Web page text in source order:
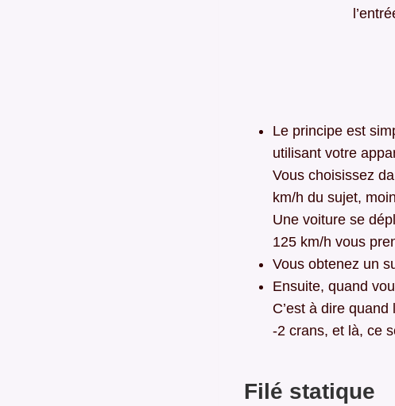
Le principe est
utilisant votre
Vous choisissez
km/h du sujet,
Une voiture se
125 km/h vous
Vous obtenez un
Ensuite, quand
C’est à dire
-2 crans, et là, ce
Filé statique